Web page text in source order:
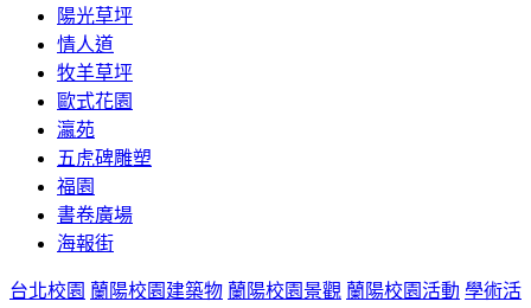
陽光草坪
情人道
牧羊草坪
歐式花園
瀛苑
五虎碑雕塑
福園
書卷廣場
海報街
台北校園 蘭陽校園建築物 蘭陽校園景觀 蘭陽校園活動 學術活